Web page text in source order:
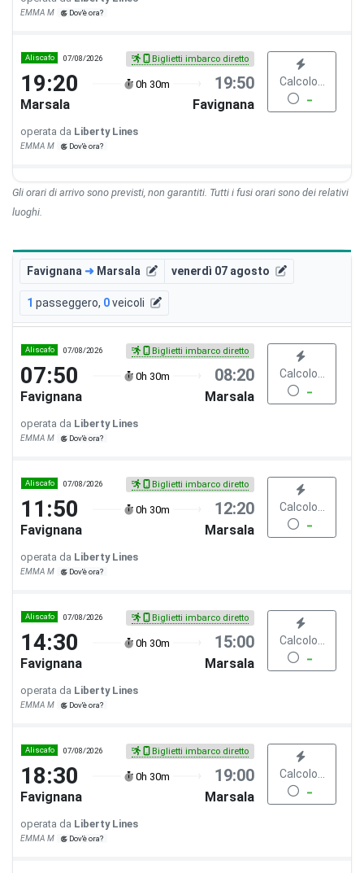
EMMA M Dov'è ora?
Aliscafo 07/08/2026 Biglietti imbarco diretto
19:20 0h 30m 19:50
Marsala Favignana
Calcolo...
operata da Liberty Lines
EMMA M Dov'è ora?
Gli orari di arrivo sono previsti, non garantiti. Tutti i fusi orari sono dei relativi
luoghi.
Favignana ➜ Marsala venerdì 07 agosto
1 passeggero, 0veicoli
Aliscafo 07/08/2026 Biglietti imbarco diretto
07:50 0h 30m 08:20
Favignana Marsala
Calcolo...
operata da Liberty Lines
EMMA M Dov'è ora?
Aliscafo 07/08/2026 Biglietti imbarco diretto
11:50 0h 30m 12:20
Favignana Marsala
Calcolo...
operata da Liberty Lines
EMMA M Dov'è ora?
Aliscafo 07/08/2026 Biglietti imbarco diretto
14:30 0h 30m 15:00
Favignana Marsala
Calcolo...
operata da Liberty Lines
EMMA M Dov'è ora?
Aliscafo 07/08/2026 Biglietti imbarco diretto
18:30 0h 30m 19:00
Favignana Marsala
Calcolo...
operata da Liberty Lines
EMMA M Dov'è ora?